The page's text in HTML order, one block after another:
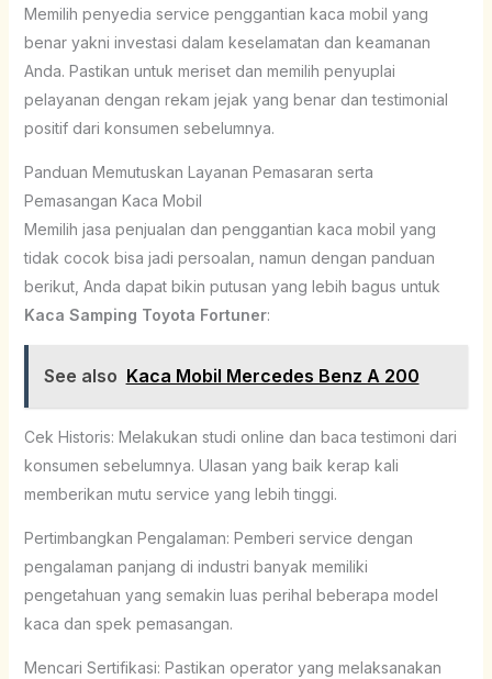
Memilih penyedia service penggantian kaca mobil yang
benar yakni investasi dalam keselamatan dan keamanan
Anda. Pastikan untuk meriset dan memilih penyuplai
pelayanan dengan rekam jejak yang benar dan testimonial
positif dari konsumen sebelumnya.
Panduan Memutuskan Layanan Pemasaran serta
Pemasangan Kaca Mobil
Memilih jasa penjualan dan penggantian kaca mobil yang
tidak cocok bisa jadi persoalan, namun dengan panduan
berikut, Anda dapat bikin putusan yang lebih bagus untuk
Kaca Samping Toyota Fortuner:
See also Kaca Mobil Mercedes Benz A 200
Cek Historis: Melakukan studi online dan baca testimoni dari
konsumen sebelumnya. Ulasan yang baik kerap kali
memberikan mutu service yang lebih tinggi.
Pertimbangkan Pengalaman: Pemberi service dengan
pengalaman panjang di industri banyak memiliki
pengetahuan yang semakin luas perihal beberapa model
kaca dan spek pemasangan.
Mencari Sertifikasi: Pastikan operator yang melaksanakan